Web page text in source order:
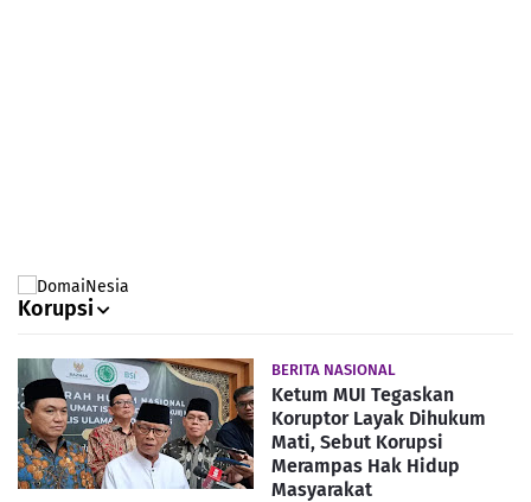
Korupsi
BERITA NASIONAL
Ketum MUI Tegaskan
Koruptor Layak Dihukum
Mati, Sebut Korupsi
Merampas Hak Hidup
Masyarakat